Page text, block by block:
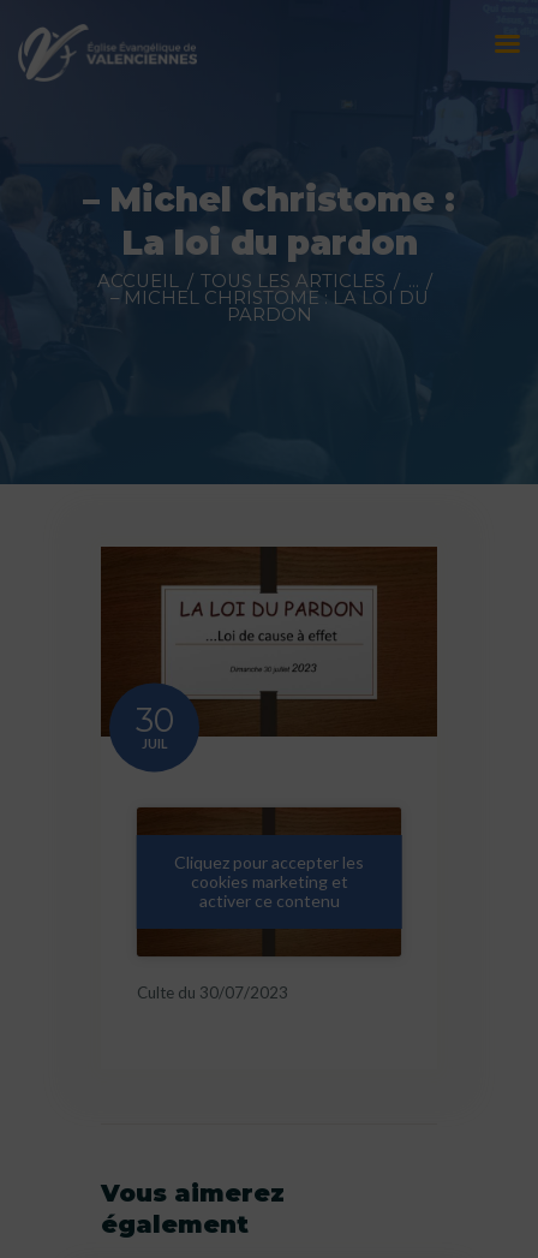
– Michel Christome :
La loi du pardon
ACCUEIL TOUS LES ARTICLES ...
– MICHEL CHRISTOME : LA LOI DU
PARDON
Évènements
Prédications
30
JUIL
Cliquez pour accepter les
cookies marketing et
activer ce contenu
Culte du 30/07/2023
Vous aimerez
également